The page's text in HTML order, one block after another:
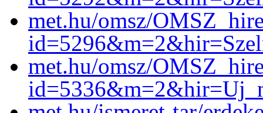
met.hu/omsz/
met.hu/omsz/